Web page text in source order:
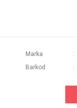
Marka
Barkod